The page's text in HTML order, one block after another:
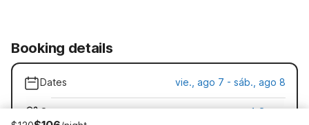
Booking details
Dates vie., ago 7 - sáb., ago 8
Guests
1 Guest